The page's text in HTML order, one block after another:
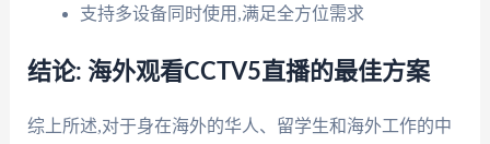
支持多设备同时使用,满足全方位需求
结论: 海外观看CCTV5直播的最佳方案
综上所述,对于身在海外的华人、留学生和海外工作的中